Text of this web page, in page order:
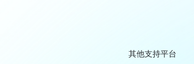
其他支持平台